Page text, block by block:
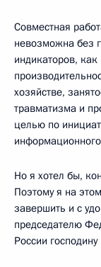
Совместная
невозможна без
индикаторов, как
хозяйстве,
травматизма и
целью по
Но я хотел бы,
Поэтому я на
завершить и с
председателю
России